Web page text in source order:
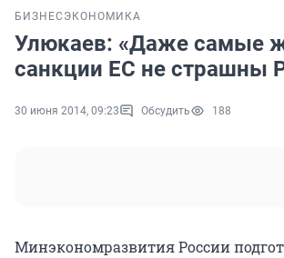
БИЗНЕС ЭКОНОМИКА
Улюкаев: «Даже самые
санкции ЕС не страшны
30 июня 2014, 09:23 Обсудить 188
Минэкономразвития России